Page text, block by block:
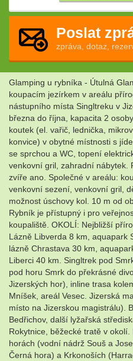
Poslat
zpráva, dotaz,
Glamping u rybníka - Útulná
koupacím jezírkem v areálu
nástupního místa Singltreku v
března do října, kapacita 2
koutek (el. vařič, lednička,
konvice) v obytné místnosti s
se sprchou a WC, topení
venkovní gril, zahradní nábytek.
zvíře ano. Společné v areálu:
venkovní sezení, venkovní gril,
možnost úschovy kol. 10 m od
Rybník je přístupný i pro
koupaliště. OKOLÍ: Nejbližší
Lázně Libverda 8 km, aquapark
lázně Chrastava 30 km,
Liberci 40 km. Singltrek pod
pod horu Smrk do překrásné
Jizerských hor), inline trasa
Mníšek, areál Vesec. Jizerská
místo na Jizerskou magistrálu).
Bedřichov, další lyžařská
Rokytnice, běžecké tratě v
horách (vodní nádrž Souš a
Černá hora) a Krkonoších